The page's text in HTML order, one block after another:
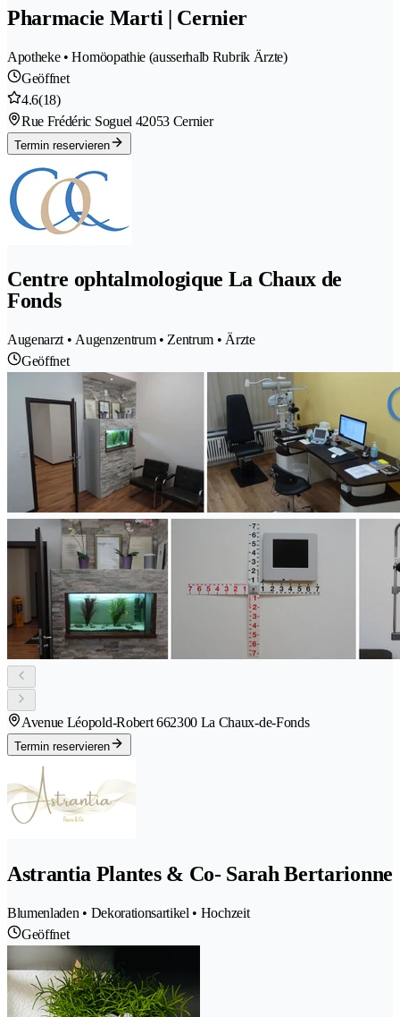
Pharmacie Marti | Cernier
Apotheke • Homöopathie (ausserhalb Rubrik Ärzte)
Geöffnet
4.6(18)
Rue Frédéric Soguel 42053 Cernier
Termin reservieren
Centre ophtalmologique La Chaux de
Fonds
Augenarzt • Augenzentrum • Zentrum • Ärzte
Geöffnet
Avenue Léopold-Robert 662300 La Chaux-de-Fonds
Termin reservieren
Astrantia Plantes & Co- Sarah Bertarionne
Blumenladen • Dekorationsartikel • Hochzeit
Geöffnet